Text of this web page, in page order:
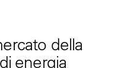
della
energia